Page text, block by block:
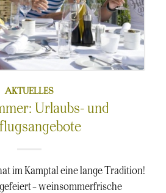
AKTUELLES
Urlaubs- und
im Kamptal eine lange Tradition!
– weinsommerfrische